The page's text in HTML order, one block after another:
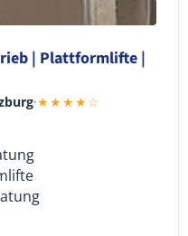
| Plattformlifte |
·★★★★☆